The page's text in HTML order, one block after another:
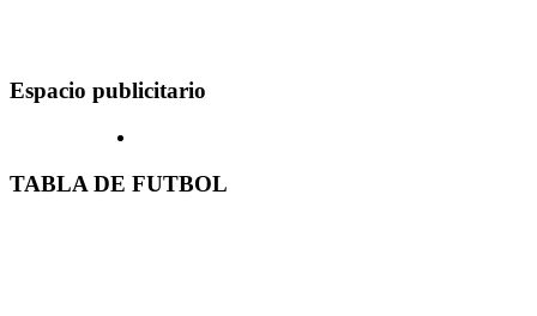
Espacio publicitario
TABLA DE FUTBOL